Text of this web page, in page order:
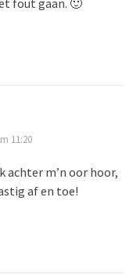
11:20
achter m’n oor hoor,
af en toe!